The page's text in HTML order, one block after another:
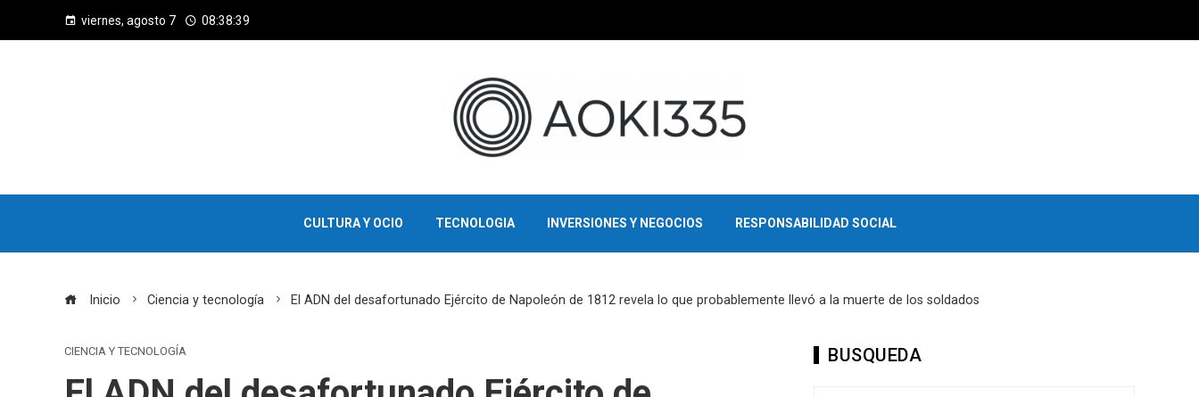
viernes, agosto 7 08:38:40
CULTURA Y OCIO TECNOLOGIA INVERSIONES Y NEGOCIOS RESPONSABILIDAD SOCIAL
Inicio Ciencia y tecnología El ADN del desafortunado Ejército de Napoleón de 1812 revela lo que probablemente llevó a la muerte de los soldados
CIENCIA Y TECNOLOGÍA BUSQUEDA